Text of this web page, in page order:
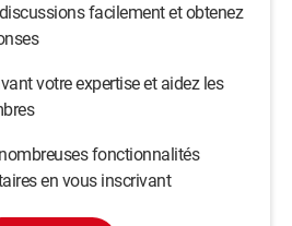
facilement et obtenez
votre expertise et aidez les
fonctionnalités
en vous inscrivant